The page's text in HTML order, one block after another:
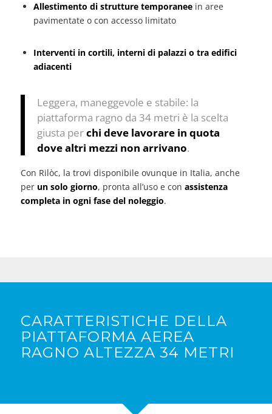
Allestimento di strutture temporaneein aree
pavimentate o con accesso limitato
Interventi in cortili, interni di palazzi o tra edifici
adiacenti
Leggera, maneggevole e stabile: la
piattaforma ragno da 34 metri è la scelta
giusta perchi deve lavorare in quota
dove altri mezzi non arrivano.
Con Rilòc, la trovi disponibile ovunque in Italia, anche
per un solo giorno, pronta all’uso e con assistenza
completa in ogni fase del noleggio.
CARATTERISTICHE DELLA
PIATTAFORMA AEREA
RAGNO ALTEZZA 34 METRI